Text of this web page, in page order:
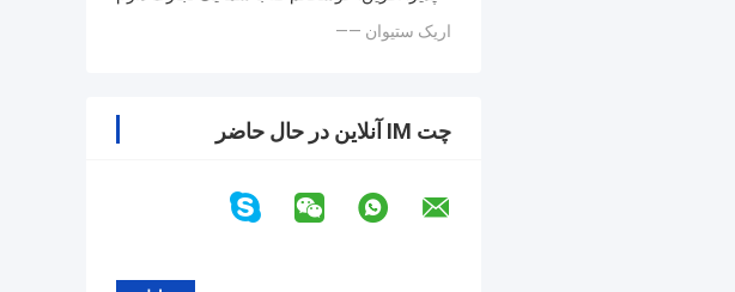
—— اریک ستیوان
چت IM آنلاین در حال حاضر